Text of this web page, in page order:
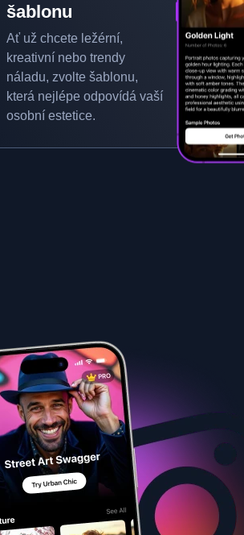
šablonu
Ať už chcete ležérní,
kreativní nebo trendy
náladu, zvolte šablonu,
která nejlépe odpovídá vaší
osobní estetice.